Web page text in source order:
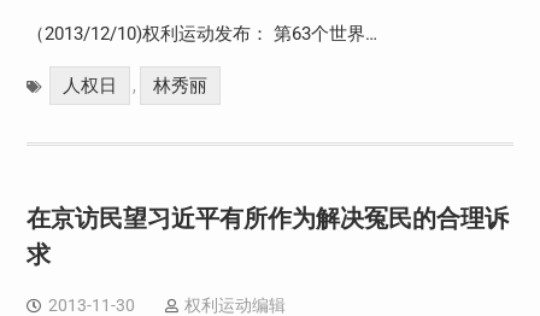
（2013/12/10)权利运动发布： 第63个世界…
人权日 , 林秀丽
在京访民望习近平有所作为解决冤民的合理诉
求
2013-11-30 权利运动编辑